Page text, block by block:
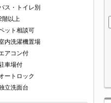
ス・トイレ別
階以上
ット相談可
内洗濯機置場
アコン付
車場付
ートロック
立洗面台